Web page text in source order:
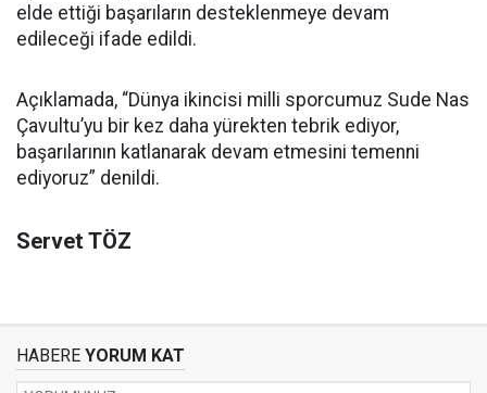
elde ettiği başarıların desteklenmeye devam
edileceği ifade edildi.
Açıklamada, “Dünya ikincisi milli sporcumuz Sude Nas
Çavultu’yu bir kez daha yürekten tebrik ediyor,
başarılarının katlanarak devam etmesini temenni
ediyoruz” denildi.
Servet TÖZ
HABERE YORUM KAT